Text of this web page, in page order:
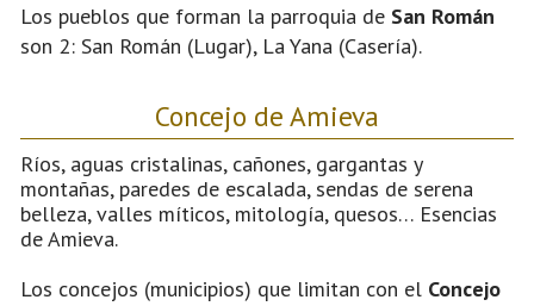
Los pueblos que forman la parroquia de San Román
son 2: San Román (Lugar), La Yana (Casería).
Concejo de Amieva
Ríos, aguas cristalinas, cañones, gargantas y
montañas, paredes de escalada, sendas de serena
belleza, valles míticos, mitología, quesos… Esencias
de Amieva.
Los concejos (municipios) que limitan con el Concejo